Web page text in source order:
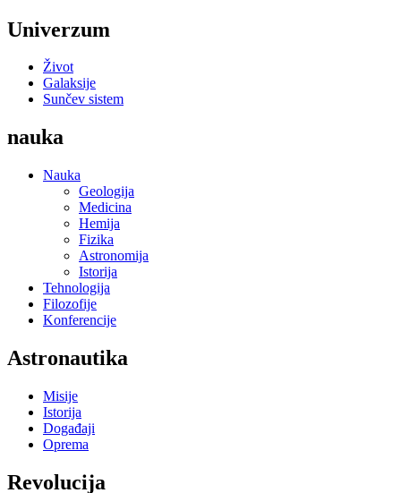
Univerzum
Život
Galaksije
Sunčev sistem
nauka
Nauka
Geologija
Medicina
Hemija
Fizika
Astronomija
Istorija
Tehnologija
Filozofije
Konferencije
Astronautika
Misije
Istorija
Događaji
Oprema
Revolucija